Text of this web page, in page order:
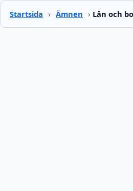
Startsida › Ämnen › Lån och